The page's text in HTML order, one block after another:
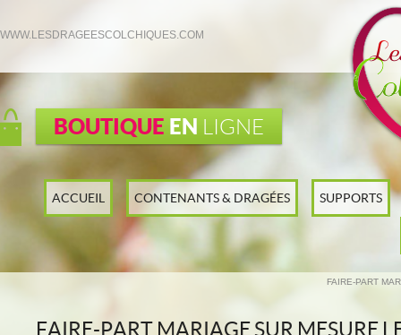
WWW.LESDRAGEESCOLCHIQUES.COM
BOUTIQUE EN LIGNE
ACCUEIL CONTENANTS & DRAGÉES SUPPORTS
FAIRE-PART
FAIRE-PART MARIAGE SUR MESURE